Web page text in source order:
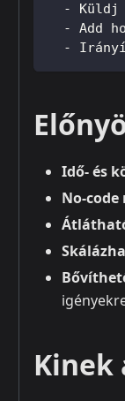
- Küldj
- Add
-
Idő- és
Kinek